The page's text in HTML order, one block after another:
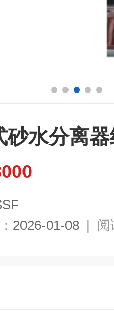
砂水分离
2026-01-08 | 阅